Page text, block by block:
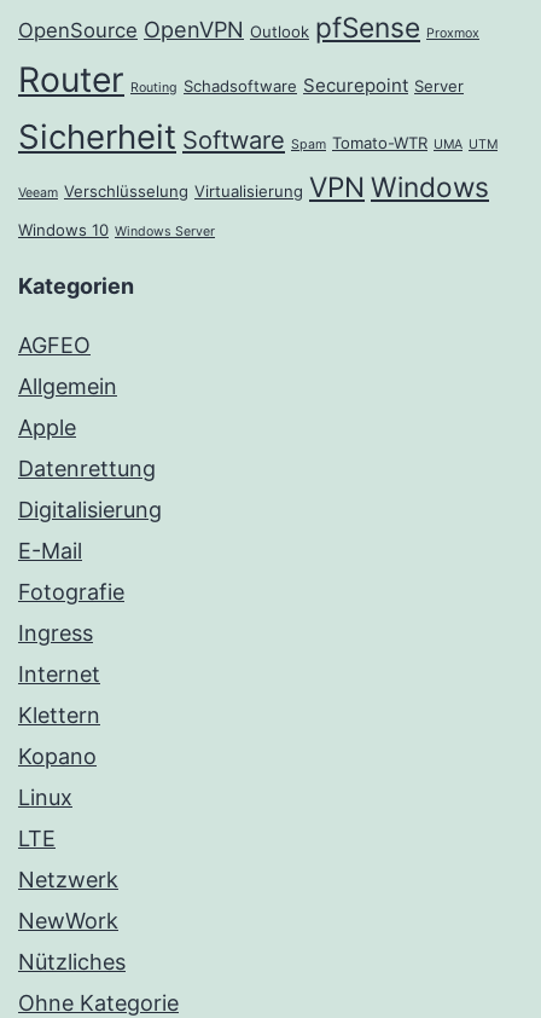
OpenSource OpenVPN Outlook pfSense Proxmox
Router Routing Schadsoftware Securepoint Server
Sicherheit Software Spam Tomato-WTR UMA UTM
Veeam Verschlüsselung Virtualisierung VPN Windows
Windows 10 Windows Server
Kategorien
AGFEO
Allgemein
Apple
Datenrettung
Digitalisierung
E-Mail
Fotografie
Ingress
Internet
Klettern
Kopano
Linux
LTE
Netzwerk
NewWork
Nützliches
Ohne Kategorie